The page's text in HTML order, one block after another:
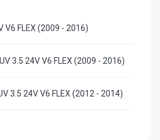
V6 FLEX (2009 - 2016)
3.5 24V V6 FLEX (2009 - 2016)
3.5 24V V6 FLEX (2012 - 2014)